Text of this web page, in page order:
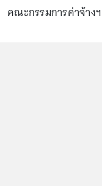
คณะกรรมการค่าจ้างฯ